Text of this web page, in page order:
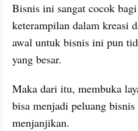
Bisnis ini sangat cocok
keterampilan dalam kreasi
awal untuk bisnis ini pun
yang besar.
Maka dari itu, membuka
bisa menjadi peluang
menjanjikan.